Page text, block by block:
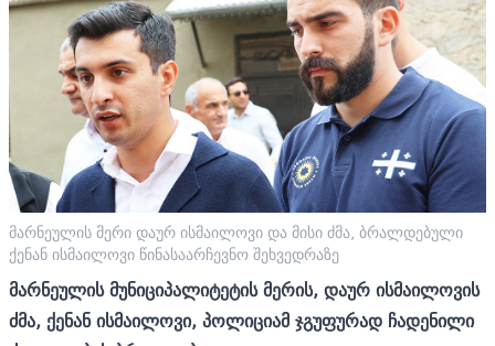
მარნეულის მერი დაურ ისმაილოვი და მისი ძმა, ბრალდებული
ქენან ისმაილოვი წინასაარჩევნო შეხვედრაზე
მარნეულის მუნიციპალიტეტის მერის, დაურ ისმაილოვის
ძმა, ქენან ისმაილოვი,პოლიციამჯგუფურად ჩადენილი